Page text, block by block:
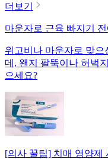
더보기
마운자로 근육 빠지기
위고비나 마운자로 맞
데, 왠지 팔뚝이나 허벅
으세요?
[의사 꿀팁] 치매 영양제